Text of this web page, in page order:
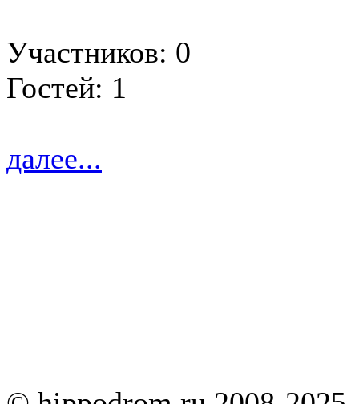
Участников: 0
Гостей: 1
далее...